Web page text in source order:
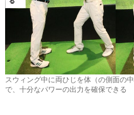
スウィング中に両ひじを体（の側面の
で、十分なパワーの出力を確保できる